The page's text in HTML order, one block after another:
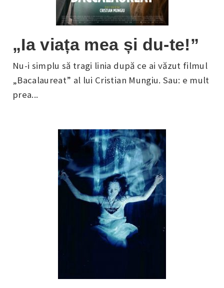
„Ia viața mea și du-te!”
Nu-i simplu să tragi linia după ce ai văzut filmul
„Bacalaureat” al lui Cristian Mungiu. Sau: e mult
prea...